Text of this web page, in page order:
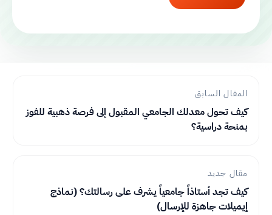
المقال السابق
كيف تحول معدلك الجامعي المقبول إلى فرصة ذهبية للفوز
بمنحة دراسية؟
مقال جديد
كيف تجد أستاذاً جامعياً يشرف على رسالتك؟ (نماذج
إيميلات جاهزة للإرسال)